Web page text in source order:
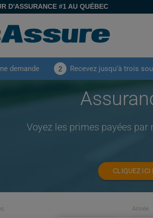
D'ASSURANCE #1 AU QUÉBEC
demande 2 Recevez jusqu'à trois
Voyez les primes payées
CLIQUEZ ICI
Année